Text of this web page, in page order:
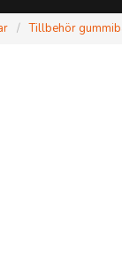
Tillbehör